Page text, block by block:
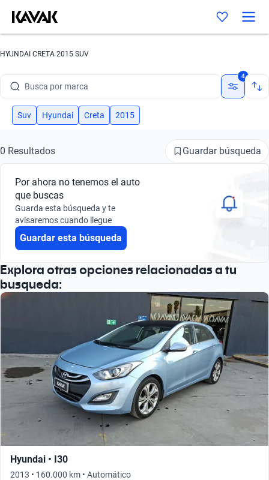
HYUNDAI CRETA 2015 SUV
Busca por marca
Busca por modelo
Busca por año
Busca por marca
Busca por modelo
Busca por año
4
Suv Hyundai Creta 2015
0 Resultados Guardar búsqueda
Por ahora no tenemos el auto
que buscas
Guarda esta búsqueda y te
avisaremos cuando llegue
Guardar esta búsqueda
Explora otras opciones relacionadas a tu
busqueda:
Hyundai • I30
2013 • 160.000 km • Automático